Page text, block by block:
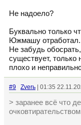
Не надоело?
Буквально только
Южмашу отработал.
Не забудь
существует, только
плохо и
#9 Zverь | 01:35
> заранее всё что
очковтирательством